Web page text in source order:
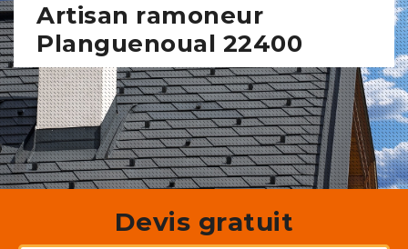
Artisan ramoneur
Planguenoual 22400
Devis gratuit